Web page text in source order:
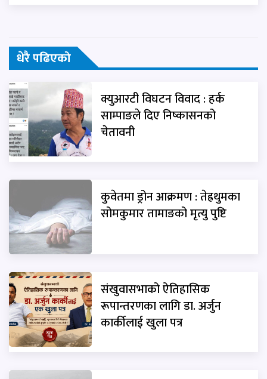
धेरै पढिएको
क्युआरटी विघटन विवाद : हर्क
साम्पाङले दिए निष्कासनको
चेतावनी
कुवेतमा ड्रोन आक्रमण : तेह्रथुमका
सोमकुमार तामाङको मृत्यु पुष्टि
संखुवासभाको ऐतिहासिक
रूपान्तरणका लागि डा. अर्जुन
कार्कीलाई खुला पत्र